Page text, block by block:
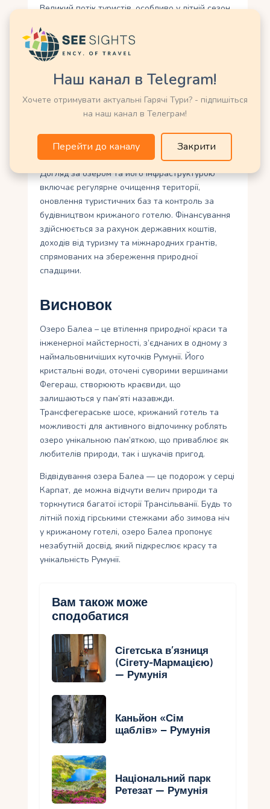
Великий потік туристів, особливо у літній сезон,
включають накопичення сміття, ерозію ґрунту
на стежках та шумове забруднення. Місцева
влада впроваджує заходи, такі як переробка
відходів та обмеження кількості відвідувачів у
дорога також допомагає скоротити
використання автомобілів знижуючи викиди.
Збереження та управління
Догляд за озером та його інфраструктурою
включає регулярне очищення території,
оновлення туристичних баз та контроль за
будівництвом крижаного готелю. Фінансування
здійснюється за рахунок державних коштів,
доходів від туризму та міжнародних грантів,
спрямованих на збереження природної
спадщини.
Висновок
Озеро Балеа – це втілення природної краси та
інженерної майстерності, з’єднаних в одному з
наймальовничіших куточків Румунії. Його
кристальні води, оточені суворими вершинами
Фегераш, створюють краєвиди, що
залишаються у пам’яті назавжди.
Трансфегераське шосе, крижаний готель та
можливості для активного відпочинку роблять
озеро унікальною пам’яткою, що приваблює як
любителів природи, так і шукачів пригод.
Відвідування озера Балеа — це подорож у серці
Карпат, де можна відчути велич природи та
торкнутися багатої історії Трансільванії. Будь то
літній похід гірськими стежками або зимова ніч
у крижаному готелі, озеро Балеа пропонує
незабутній досвід, який підкреслює красу та
унікальність Румунії.
Вам також може
сподобатися
Сігетська в’язниця
(Сігету-Мармацією)
— Румунія
Каньйон «Сім
щаблів» – Румунія
Національний парк
Ретезат — Румунія
Наш канал в Telegram!
Хочете отримувати актуальні Гарячі Тури? - підпишіться
на наш канал в Телеграм!
Перейти до каналу Закрити